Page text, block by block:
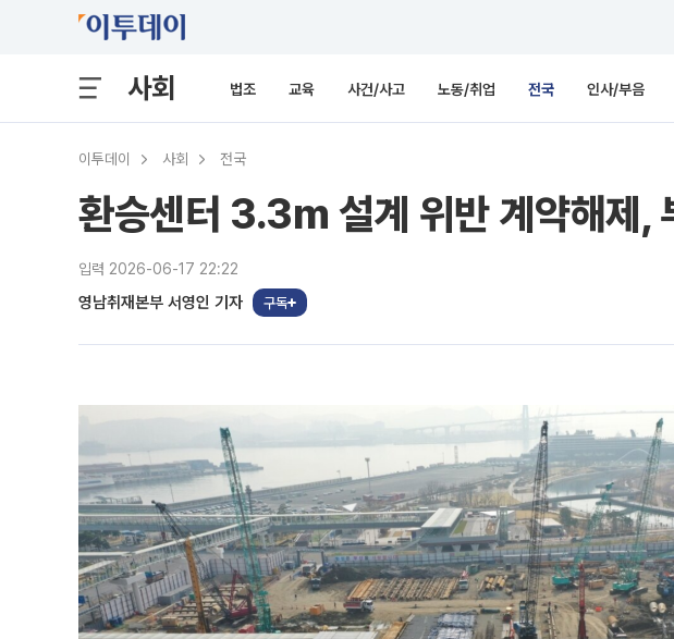
사회 법조 교육 사건/사고 노동/취업 전국 인사/부음
이투데이 사회 전국
환승센터 3.3m 설계 위반 계약해제,
입력 2026-06-17 22:22
영남취재본부 서영인 기자 구독